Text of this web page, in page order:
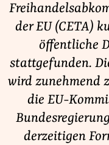
Unsere Schwerpunkte
Lobbykontrolle und
Lobbyismus und Klima
Macht der Digitalkonzerne
Spenden & Fördern
Fördermitglied werden
Jetzt Spenden
der EU (CETA)
öffentliche
stattgefunden.
wird zunehmend
die EU-
derzeitigen